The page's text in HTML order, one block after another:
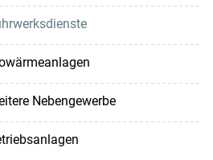
Nebengewerbe